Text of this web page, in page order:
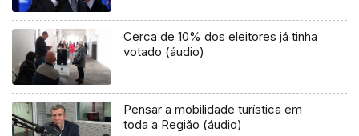
Cerca de 10% dos eleitores já tinha
votado (áudio)
Pensar a mobilidade turística em
toda a Região (áudio)